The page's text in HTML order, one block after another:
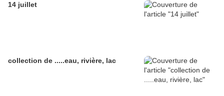
14 juillet
collection de .....eau, rivière, lac